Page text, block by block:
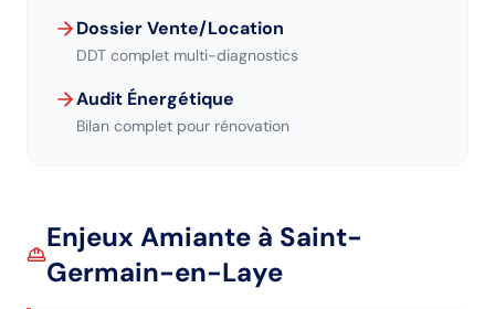
Dossier Vente/Location
DDT complet multi-diagnostics
Audit Énergétique
Bilan complet pour rénovation
Enjeux Amiante à Saint-
Germain-en-Laye